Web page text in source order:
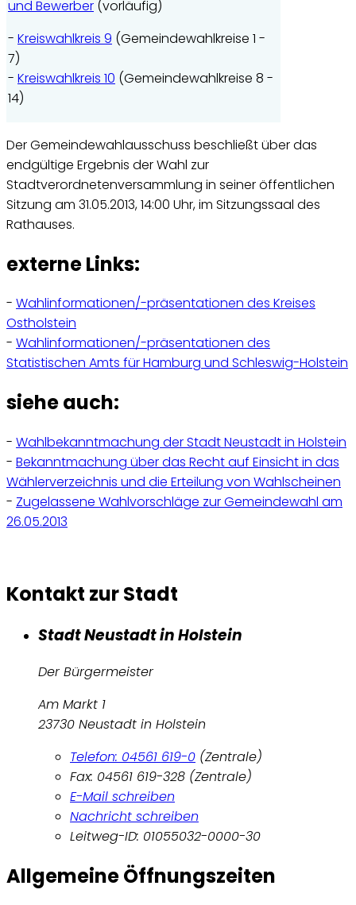
und Bewerber (vorläufig)
- Kreiswahlkreis 9 (Gemeindewahlkreise 1 -
7)
- Kreiswahlkreis 10 (Gemeindewahlkreise 8 -
14)
Der Gemeindewahlausschuss beschließt über das
endgültige Ergebnis der Wahl zur
Stadtverordnetenversammlung in seiner öffentlichen
Sitzung am 31.05.2013, 14:00 Uhr, im Sitzungssaal des
Rathauses.
externe Links:
- Wahlinformationen/-präsentationen des Kreises
Ostholstein
- Wahlinformationen/-präsentationen des
Statistischen Amts für Hamburg und Schleswig-Holstein
siehe auch:
- Wahlbekanntmachung der Stadt Neustadt in Holstein
- Bekanntmachung über das Recht auf Einsicht in das
Wählerverzeichnis und die Erteilung von Wahlscheinen
- Zugelassene Wahlvorschläge zur Gemeindewahl am
26.05.2013
Kontakt zur Stadt
Stadt Neustadt in Holstein
Der Bürgermeister
Am Markt 1
23730 Neustadt in Holstein
Telefon: 04561 619-0 (Zentrale)
Fax: 04561 619-328 (Zentrale)
E-Mail schreiben
Nachricht schreiben
Leitweg-ID: 01055032-0000-30
Allgemeine Öffnungszeiten